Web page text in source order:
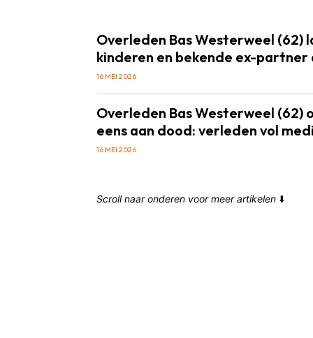
Overleden Bas Westerweel (62)
kinderen en bekende ex-
16 MEI 2026
Overleden Bas Westerweel (62)
eens aan dood: verleden vol
16 MEI 2026
Scroll naar onderen voor meer artikelen ⬇️